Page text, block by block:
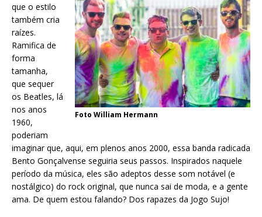
Foto William Hermann
que o estilo
também cria
raízes.
Ramifica de
forma
tamanha,
que sequer
os Beatles, lá
nos anos
1960,
poderiam
imaginar que, aqui, em plenos anos 2000, essa banda radicada
Bento Gonçalvense seguiria seus passos. Inspirados naquele
período da música, eles são adeptos desse som notável (e
nostálgico) do rock original, que nunca sai de moda, e a gente
ama. De quem estou falando? Dos rapazes da Jogo Sujo!